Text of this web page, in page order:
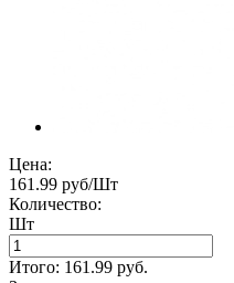
Цена:
161.99 руб/Шт
Количество:
Шт
Итого: 161.99 руб.